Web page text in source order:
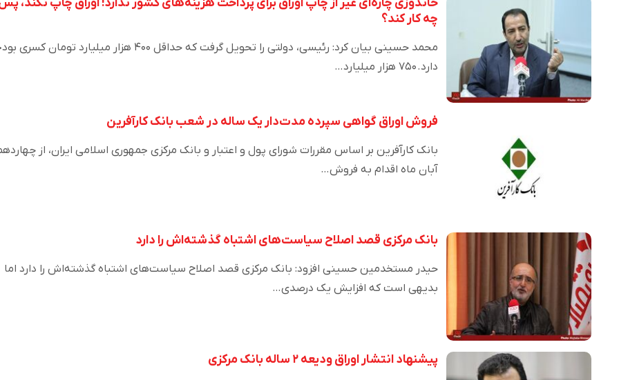
چه کار کند؟
محمد حسینی بیان کرد: رئیسی، دولتی را تحویل گرفت که حداقل ۴۰۰ هزار میلیارد تومان
دارد. ۷۵۰ هزار میلیارد…
فروش اوراق گواهی سپرده مدت‌دار یک ساله در شعب بانک کارآفرین
بانک کارآفرین بر اساس مقررات شورای پول و اعتبار و بانک مرکزی جمهوری اسلامی ایران، از
آبان ماه اقدام به فروش…
بانک مرکزی قصد اصلاح سیاست‌های اشتباه گذشته‌اش را دارد
حیدر مستخدمین حسینی افزود: بانک مرکزی قصد اصلاح سیاست‌های اشتباه گذشته‌اش را دارد اما
بدیهی است که افزایش یک درصدی…
پیشنهاد انتشار اوراق ودیعه ۲ ساله بانک مرکزی